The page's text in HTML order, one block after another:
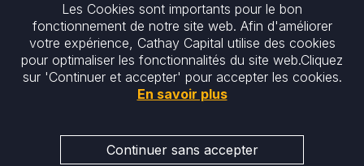
Notre politique ESG
Restez informés
Les Cookies sont importants pour le bon
fonctionnement de notre site web. Afin d'améliorer
votre expérience, Cathay Capital utilise des cookies
pour optimaliser les fonctionnalités du site web.Cliquez
sur 'Continuer et accepter' pour accepter les cookies.
En savoir plus
Continuer sans accepter